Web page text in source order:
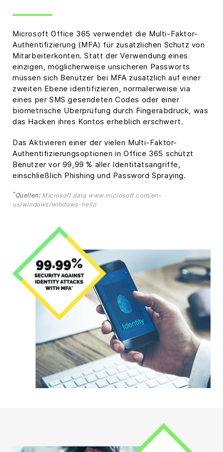
Microsoft Office 365 verwendet die Multi-Faktor-
Authentifizierung (MFA) für zusätzlichen Schutz von
Mitarbeiterkonten. Statt der Verwendung eines
einzigen, möglicherweise unsicheren Passworts
müssen sich Benutzer bei MFA zusätzlich auf einer
zweiten Ebene identifizieren, normalerweise via
eines per SMS gesendeten Codes oder einer
biometrische Überprüfung durch Fingerabdruck, was
das Hacken ihres Kontos erheblich erschwert.
Das Aktivieren einer der vielen Multi-Faktor-
Authentifizierungsoptionen in Office 365 schützt
Benutzer vor 99,99 % aller Identitätsangriffe,
einschließlich Phishing und Password Spraying.
*Quellen:Microsoft data www.microsoft.com/en-
us/windows/windows-hello